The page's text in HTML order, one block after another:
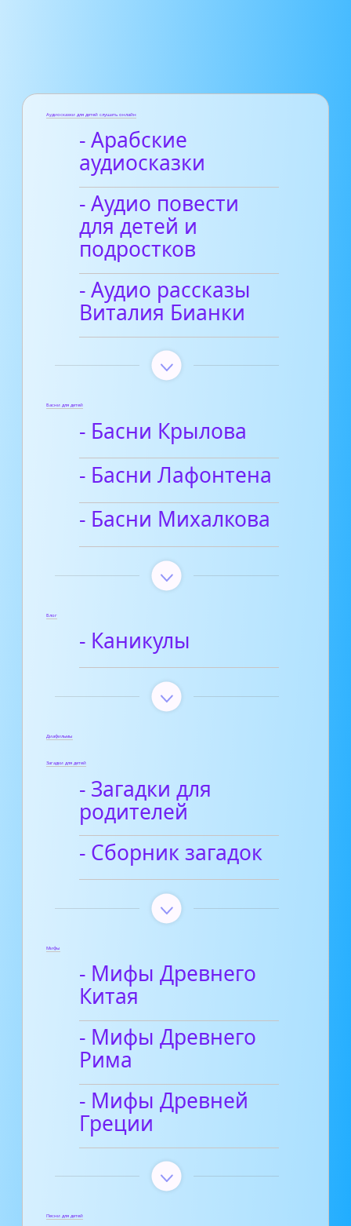
Аудиосказки для детей слушать онлайн
- Арабские
аудиосказки
- Аудио повести
для детей и
подростков
- Аудио рассказы
Виталия Бианки
Басни для детей
- Басни Крылова
- Басни Лафонтена
- Басни Михалкова
Блог
- Каникулы
Диафильмы
Загадки для детей
- Загадки для
родителей
- Сборник загадок
Мифы
- Мифы Древнего
Китая
- Мифы Древнего
Рима
- Мифы Древней
Греции
Песни для детей